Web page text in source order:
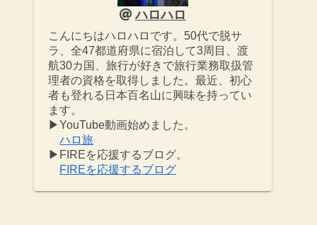
ハロハロ
こんにちはハロハロです。50代で脱サ
ラ、全47都道府県に宿泊して3周目、渡
航30カ国、旅行が好きで旅行業務取扱管
理者の資格を取得しました。最近、初心
者も登れる日本百名山に興味を持ってい
ます。
▶YouTube動画始めました。
ハロ旅
▶︎FIREを応援するブログ。
FIREを応援するブログ